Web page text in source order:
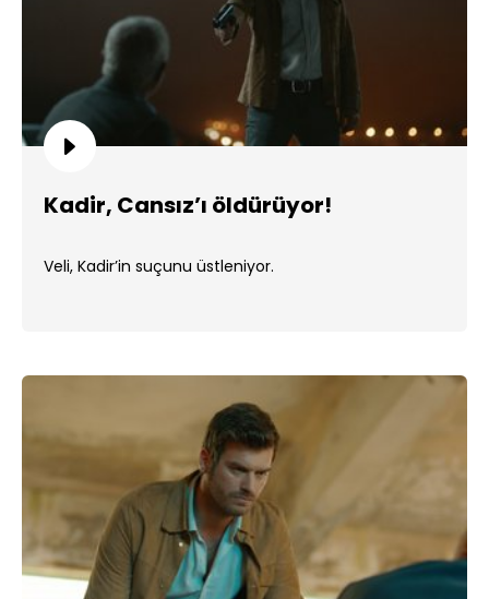
Kadir, Cansız’ı öldürüyor!
Veli, Kadir’in suçunu üstleniyor.